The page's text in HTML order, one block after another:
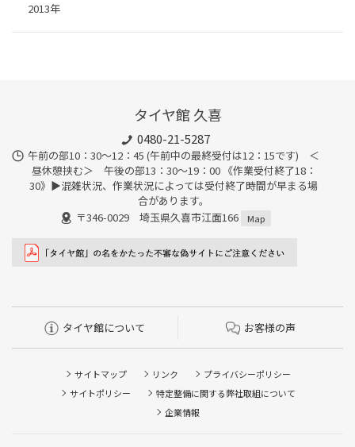
2013年
タイヤ館 久喜
0480-21-5287
午前の部10：30～12：45 (午前中の最終受付は12：15です) ＜
昼休憩挟む＞ 午後の部13：30～19：00 《作業受付終了18：
30》▶︎混雑状況、作業状況によっては受付終了時間が早まる場
合があります。
〒346-0029 埼玉県久喜市江面166
Map
タイヤ館について お客様の声
サイトマップ リンク
プライバシーポリシー
サイトポリシー
特定整備に関する弊社取組について
企業情報